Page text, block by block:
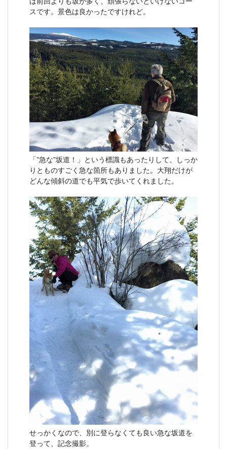
スです。景色は良かったですけれど。
「”急な”坂道！」という標識もあったりして、しっか
りとものすごく急な箇所もありました。大翔だけが
どんな傾斜の道でも平気で歩いてくれました。
せっかくなので、別に登らなくても良い急な坂道を
登って、記念撮影。